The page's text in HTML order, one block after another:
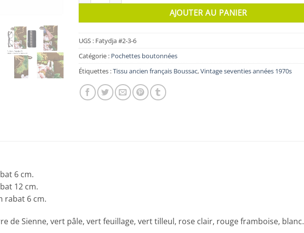
AJOUTER AU PANIER
UGS : Fatydja #2-3-6
Catégorie : Pochettes boutonnées
Étiquettes :Tissu ancien français Boussac,Vintage seventies années 1970s
6 cm.
12 cm.
rabat 6 cm.
de Sienne, vert pâle, vert feuillage, vert tilleul, rose clair, rouge framboise, blanc.